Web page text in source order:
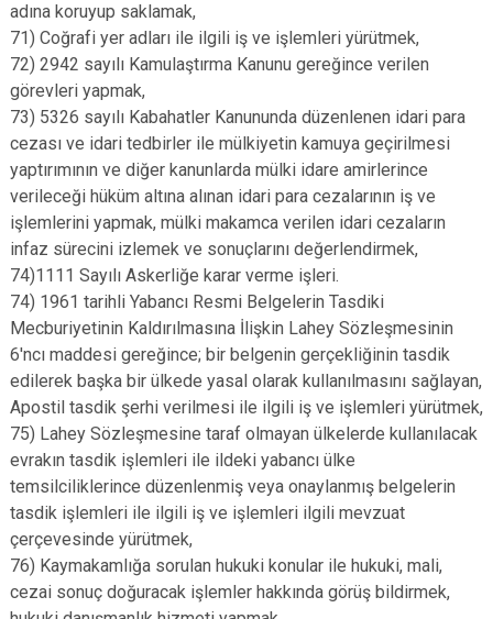
adına koruyup saklamak,
71) Coğrafi yer adları ile ilgili iş ve işlemleri yürütmek,
72) 2942 sayılı Kamulaştırma Kanunu gereğince verilen
görevleri yapmak,
73) 5326 sayılı Kabahatler Kanununda düzenlenen idari para
cezası ve idari tedbirler ile mülkiyetin kamuya geçirilmesi
yaptırımının ve diğer kanunlarda mülki idare amirlerince
verileceği hüküm altına alınan idari para cezalarının iş ve
işlemlerini yapmak, mülki makamca verilen idari cezaların
infaz sürecini izlemek ve sonuçlarını değerlendirmek,
74)1111 Sayılı Askerliğe karar verme işleri.
74) 1961 tarihli Yabancı Resmi Belgelerin Tasdiki
Mecburiyetinin Kaldırılmasına İlişkin Lahey Sözleşmesinin
6'ncı maddesi gereğince; bir belgenin gerçekliğinin tasdik
edilerek başka bir ülkede yasal olarak kullanılmasını sağlayan,
Apostil tasdik şerhi verilmesi ile ilgili iş ve işlemleri yürütmek,
75) Lahey Sözleşmesine taraf olmayan ülkelerde kullanılacak
evrakın tasdik işlemleri ile ildeki yabancı ülke
temsilciliklerince düzenlenmiş veya onaylanmış belgelerin
tasdik işlemleri ile ilgili iş ve işlemleri ilgili mevzuat
çerçevesinde yürütmek,
76) Kaymakamlığa sorulan hukuki konular ile hukuki, mali,
cezai sonuç doğuracak işlemler hakkında görüş bildirmek,